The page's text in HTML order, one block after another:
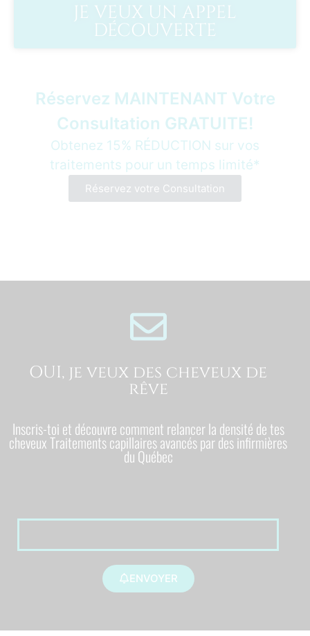
JE VEUX UN APPEL
DÉCOUVERTE
Réservez MAINTENANT Votre
Consultation GRATUITE!
Obtenez 15% RÉDUCTION sur vos
traitements pour un temps limité*
Réservez votre Consultation
OUI, je veux des cheveux de
rêve
Inscris-toi et découvre comment relancer la densité de tes
cheveux Traitements capillaires avancés par des infirmières
du Québec
ENVOYER